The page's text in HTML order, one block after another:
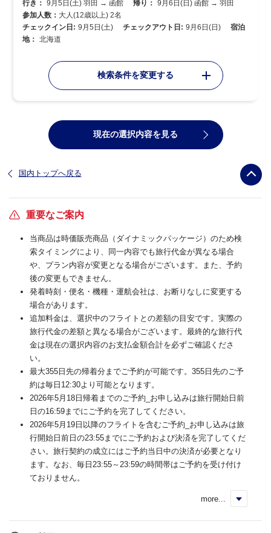
行き： 9月5日(土) 羽田 → 函館 帰り： 9月6日(日) 函館 → 羽田
参加人数： 大人(12歳以上) 2名
チェックイン日: 9月5日(土) チェックアウト日: 9月6日(日)
宿泊
地： 北海道
検索条件を変更する
現在の選択内容を見る
国内トップへ戻る
重要なご案内
当商品は時価販売商品（ダイナミックパッケージ）のため検
索タイミングにより、同一内容でも旅行代金が異なる場合
や、プラン内容が変更となる場合がございます。また、予約
後の変更もできません。
発着時刻・便名・機種・運航会社は、お断りなしに変更する
場合があります。
追加料金は、選択中のフライトとの差額の目安です。実際の
旅行代金の差額と異なる場合がございます。最終的な旅行代
金は現在の選択内容のお支払金額合計を必ずご確認くださ
い。
最大355日先の帰着分までご予約が可能です。355日先のご予
約は毎日12:30より可能となります。
2026年5月18日帰着までのご予約_お申し込みは旅行開始日前
日の16:59までにご予約を完了してください。
2026年5月19日以降のフライトを含むご予約_お申し込みは旅
行開始日前日の23:55までにご予約および決済を完了してくだ
さい。旅行契約の成立にはご予約当日中の決済が必要となり
ます。なお、毎日23:55～23:59の時間帯はご予約を受け付け
ておりません。
more...